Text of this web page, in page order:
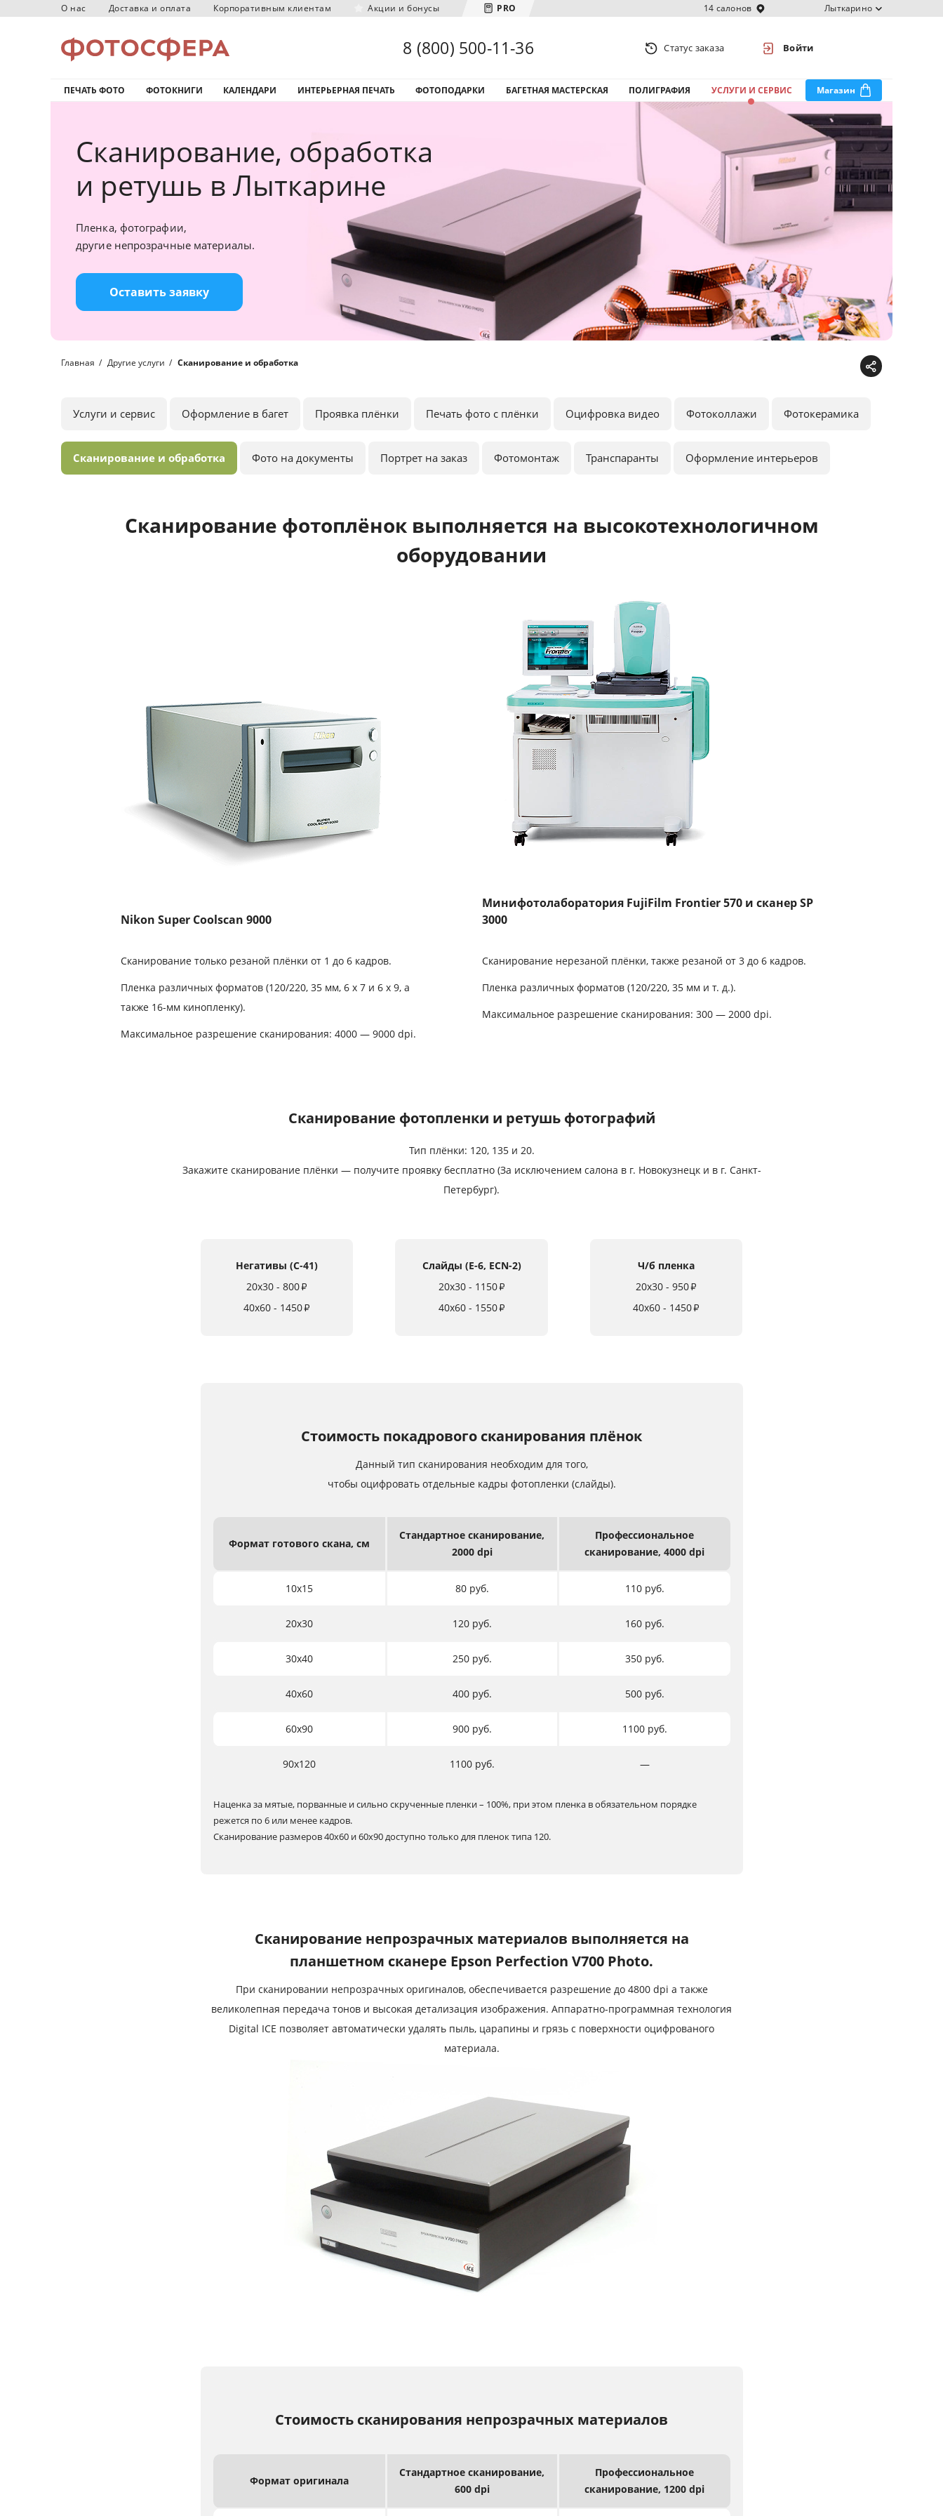
О нас Доставка и оплата Корпоративным клиентам Акции и бонусы PRO 14 салонов Лыткарино
Загрузка городов...
8 (800) 500-11-36 Статус заказа Войти
ПЕЧАТЬ ФОТО ФОТОКНИГИ КАЛЕНДАРИ ИНТЕРЬЕРНАЯ ПЕЧАТЬ ФОТОПОДАРКИ БАГЕТНАЯ МАСТЕРСКАЯ ПОЛИГРАФИЯ УСЛУГИ И СЕРВИС Магазин
Сканирование, обработка
и ретушь в Лыткарине
Пленка, фотографии,
другие непрозрачные материалы.
Оставить заявку
Главная Другие услуги Сканирование и обработка
Услуги и сервис Оформление в багет Проявка плёнки Печать фото с плёнки Оцифровка видео Фотоколлажи Фотокерамика
Сканирование и обработка Фото на документы Портрет на заказ Фотомонтаж Транспаранты Оформление интерьеров
Сканирование фотоплёнок выполняется на высокотехнологичном
оборудовании
Nikon Super Coolscan 9000
Сканирование только резаной плёнки от 1 до 6 кадров.
Пленка различных форматов (120/220, 35 мм, 6 x 7 и 6 x 9, а
также 16-мм кинопленку).
Максимальное разрешение сканирования: 4000 — 9000 dpi.
Минифотолаборатория FujiFilm Frontier 570 и сканер SP
3000
Сканирование нерезаной плёнки, также резаной от 3 до 6 кадров.
Пленка различных форматов (120/220, 35 мм и т. д.).
Максимальное разрешение сканирования: 300 — 2000 dpi.
Сканирование фотопленки и ретушь фотографий
Тип плёнки: 120, 135 и 20.
Закажите сканирование плёнки — получите проявку бесплатно (За исключением салона в г. Новокузнецк и в г. Санкт-
Петербург).
Негативы (C-41)
20x30 - 800₽
40x60 - 1450₽
Слайды (E-6, ECN-2)
20x30 - 1150₽
40x60 - 1550₽
Ч/б пленка
20x30 - 950₽
40x60 - 1450₽
Стоимость покадрового сканирования плёнок
Данный тип сканирования необходим для того,
чтобы оцифровать отдельные кадры фотопленки (слайды).
Формат готового скана, см
Стандартное сканирование,
2000 dpi
Профессиональное
сканирование, 4000 dpi
10х15 80 руб. 110 руб.
20х30 120 руб. 160 руб.
30х40 250 руб. 350 руб.
40х60 400 руб. 500 руб.
60х90 900 руб. 1100 руб.
90х120 1100 руб. ―
Наценка за мятые, порванные и сильно скрученные пленки – 100%, при этом пленка в обязательном порядке
режется по 6 или менее кадров.
Сканирование размеров 40х60 и 60х90 доступно только для пленок типа 120.
Сканирование непрозрачных материалов выполняется на
планшетном сканере Epson Perfection V700 Photo.
При сканировании непрозрачных оригиналов, обеспечивается разрешение до 4800 dpi а также
великолепная передача тонов и высокая детализация изображения. Аппаратно-программная технология
Digital ICE позволяет автоматически удалять пыль, царапины и грязь с поверхности оцифрованого
материала.
Стоимость сканирования непрозрачных материалов
Формат оригинала
Стандартное сканирование,
600 dpi
Профессиональное
сканирование, 1200 dpi